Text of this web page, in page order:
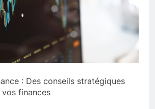
: Des conseils stratégiques
finances